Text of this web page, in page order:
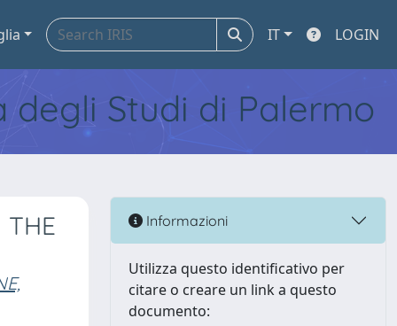
IT LOGIN
Studi di Palermo
THE Informazioni
Utilizza questo identificativo per
citare o creare un link a questo
documento: